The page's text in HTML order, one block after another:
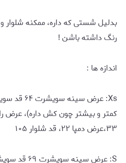
بدلیل شستی که داره، ممکنه
رنگ داشته باشن !
اندازه ها :
۳۳،عرض دمپا ۲۲، قد شلوار ۱۰۵